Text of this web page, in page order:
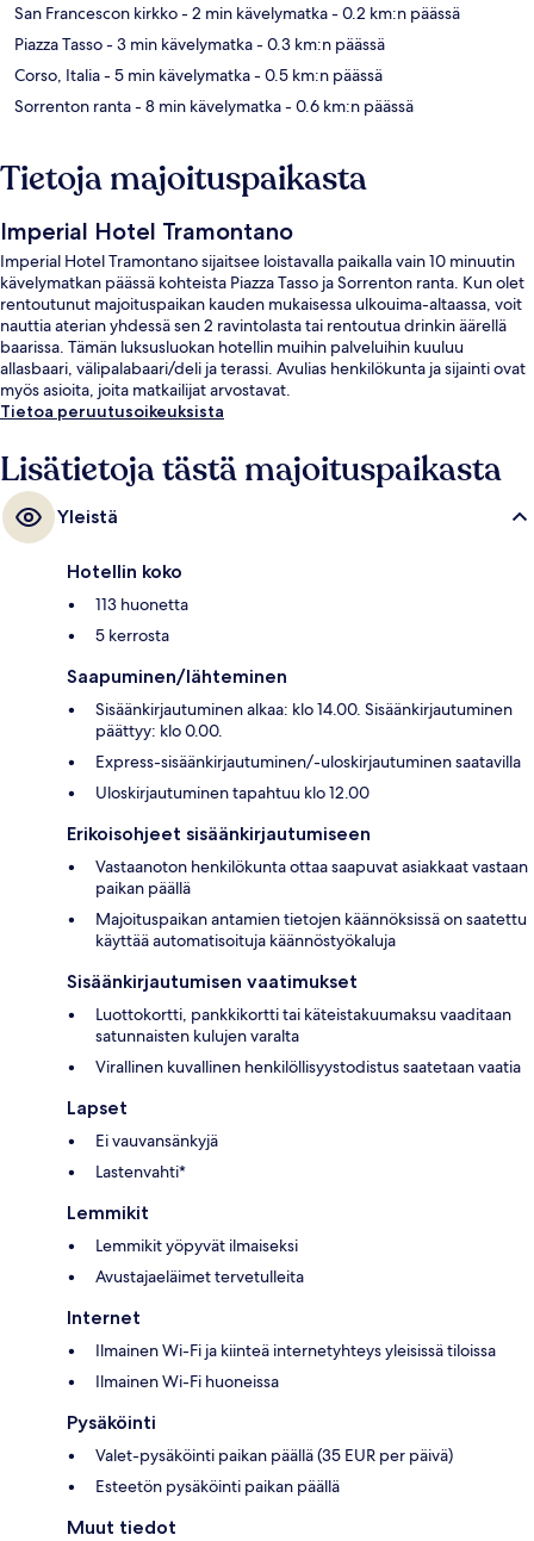
San Francescon kirkko- 2 min kävelymatka- 0.2 km:n päässä
Piazza Tasso- 3 min kävelymatka- 0.3 km:n päässä
Corso, Italia- 5 min kävelymatka- 0.5 km:n päässä
Sorrenton ranta- 8 min kävelymatka- 0.6 km:n päässä
Tietoja majoituspaikasta
Imperial Hotel Tramontano
Imperial Hotel Tramontano sijaitsee loistavalla paikalla vain 10 minuutin
kävelymatkan päässä kohteista Piazza Tasso ja Sorrenton ranta. Kun olet
rentoutunut majoituspaikan kauden mukaisessa ulkouima-altaassa, voit
nauttia aterian yhdessä sen 2 ravintolasta tai rentoutua drinkin äärellä
baarissa. Tämän luksusluokan hotellin muihin palveluihin kuuluu
allasbaari, välipalabaari/deli ja terassi. Avulias henkilökunta ja sijainti ovat
myös asioita, joita matkailijat arvostavat.
Tietoa peruutusoikeuksista
Lisätietoja tästä majoituspaikasta
Yleistä
Hotellin koko
113 huonetta
5 kerrosta
Saapuminen/lähteminen
Sisäänkirjautuminen alkaa: klo 14.00. Sisäänkirjautuminen
päättyy: klo 0.00.
Express-sisäänkirjautuminen/-uloskirjautuminen saatavilla
Uloskirjautuminen tapahtuu klo 12.00
Erikoisohjeet sisäänkirjautumiseen
Vastaanoton henkilökunta ottaa saapuvat asiakkaat vastaan
paikan päällä
Majoituspaikan antamien tietojen käännöksissä on saatettu
käyttää automatisoituja käännöstyökaluja
Sisäänkirjautumisen vaatimukset
Luottokortti, pankkikortti tai käteistakuumaksu vaaditaan
satunnaisten kulujen varalta
Virallinen kuvallinen henkilöllisyystodistus saatetaan vaatia
Lapset
Ei vauvansänkyjä
Lastenvahti*
Lemmikit
Lemmikit yöpyvät ilmaiseksi
Avustajaeläimet tervetulleita
Internet
Ilmainen Wi-Fi ja kiinteä internetyhteys yleisissä tiloissa
Ilmainen Wi-Fi huoneissa
Pysäköinti
Valet-pysäköinti paikan päällä (35 EUR per päivä)
Esteetön pysäköinti paikan päällä
Muut tiedot